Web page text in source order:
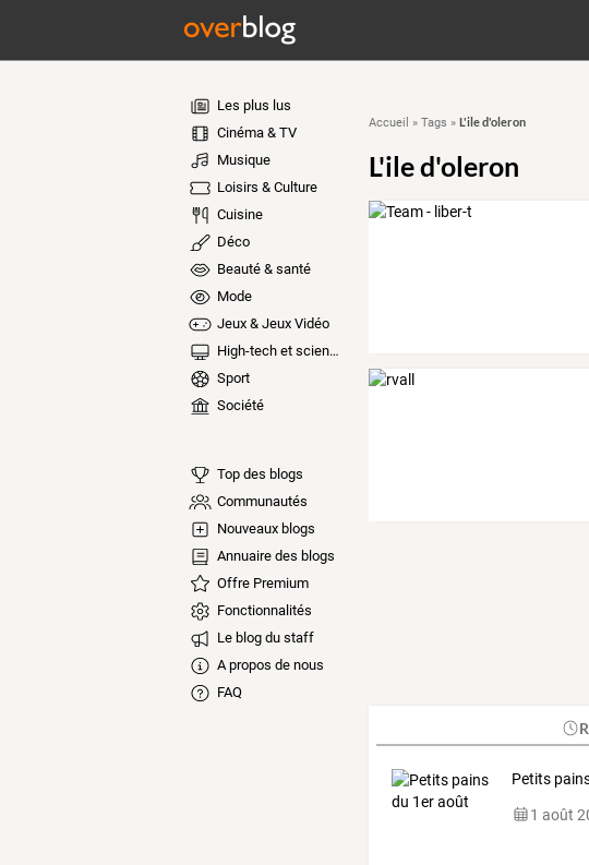
Les plus lus
Cinéma & TV
Musique
Loisirs & Culture
Cuisine
Déco
Beauté & santé
Mode
Jeux & Jeux Vidéo
High-tech et sciences
Sport
Société
Top des blogs
Communautés
Nouveaux blogs
Annuaire des blogs
Offre Premium
Fonctionnalités
Le blog du staff
A propos de nous
FAQ
Accueil » Tags » L'ile d'oleron
L'ile d'oleron
Petits
1 août